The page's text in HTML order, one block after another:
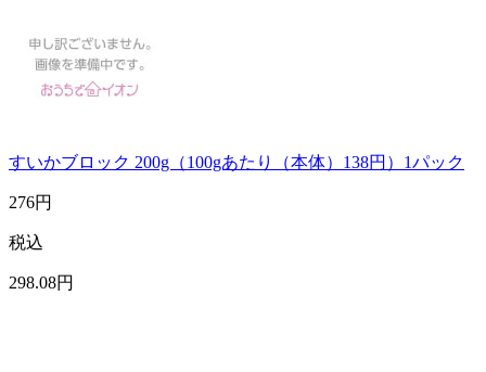
すいかブロック 200g（100gあたり（本体）138円）1パック
276円
税込
298.08円